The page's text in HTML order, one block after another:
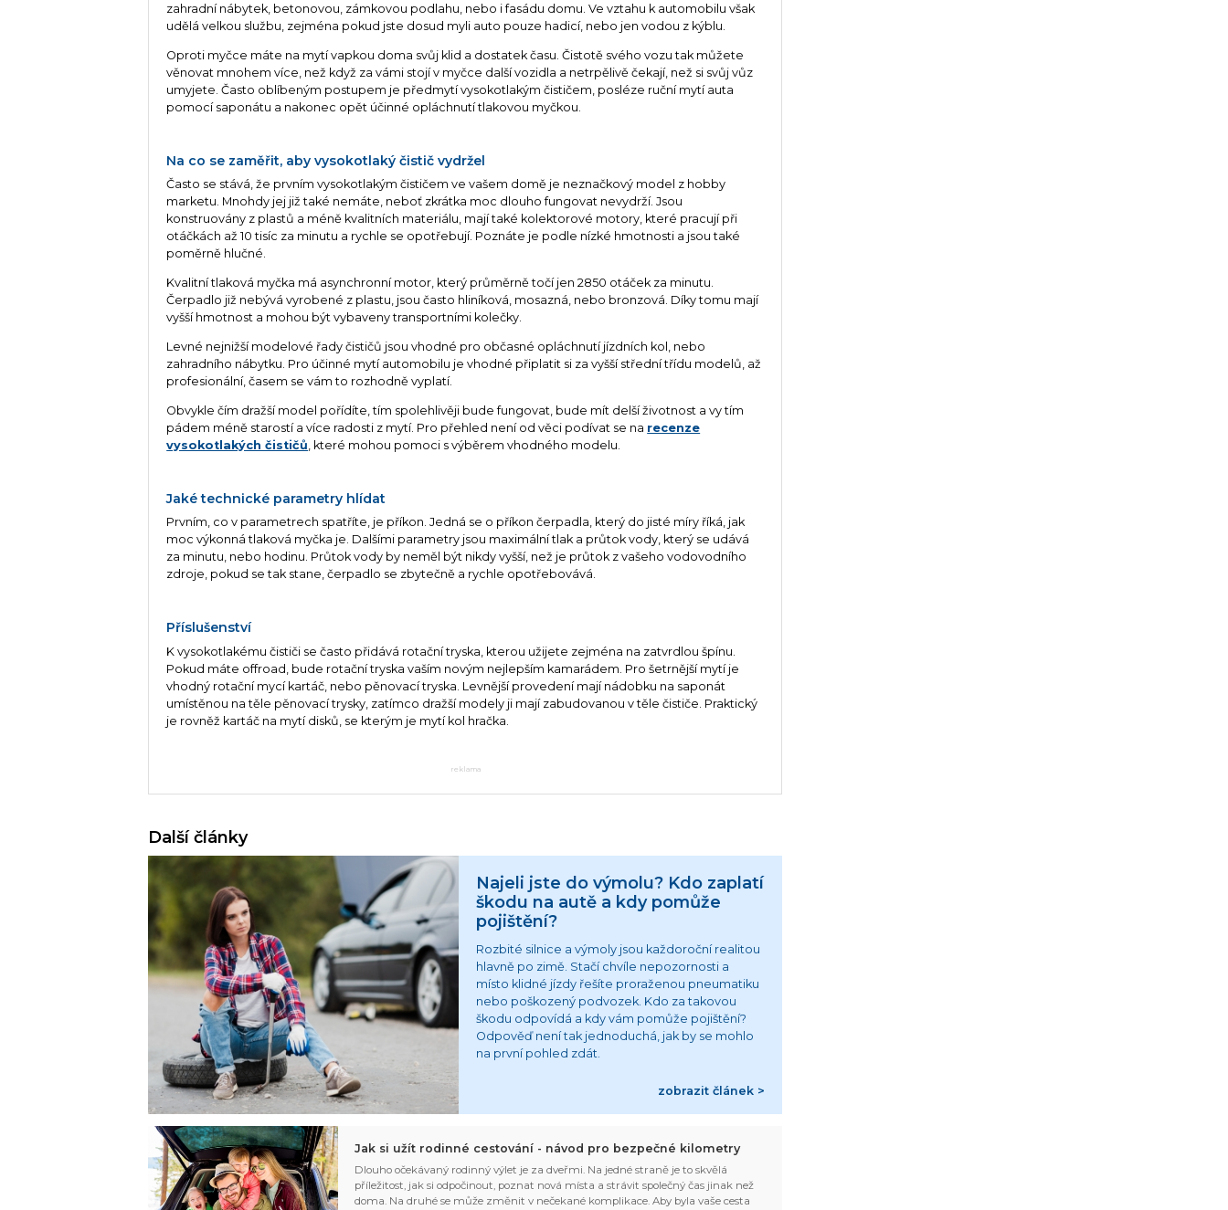
zahradní nábytek, betonovou, zámkovou podlahu, nebo i fasádu domu. Ve vztahu k automobilu však
udělá velkou službu, zejména pokud jste dosud myli auto pouze hadicí, nebo jen vodou z kýblu.
Oproti myčce máte na mytí vapkou doma svůj klid a dostatek času. Čistotě svého vozu tak můžete
věnovat mnohem více, než když za vámi stojí v myčce další vozidla a netrpělivě čekají, než si svůj vůz
umyjete. Často oblíbeným postupem je předmytí vysokotlakým čističem, posléze ruční mytí auta
pomocí saponátu a nakonec opět účinné opláchnutí tlakovou myčkou.
Na co se zaměřit, aby vysokotlaký čistič vydržel
Často se stává, že prvním vysokotlakým čističem ve vašem domě je neznačkový model z hobby
marketu. Mnohdy jej již také nemáte, neboť zkrátka moc dlouho fungovat nevydrží. Jsou
konstruovány z plastů a méně kvalitních materiálu, mají také kolektorové motory, které pracují při
otáčkách až 10 tisíc za minutu a rychle se opotřebují. Poznáte je podle nízké hmotnosti a jsou také
poměrně hlučné.
Kvalitní tlaková myčka má asynchronní motor, který průměrně točí jen 2850 otáček za minutu.
Čerpadlo již nebývá vyrobené z plastu, jsou často hliníková, mosazná, nebo bronzová. Díky tomu mají
vyšší hmotnost a mohou být vybaveny transportními kolečky.
Levné nejnižší modelové řady čističů jsou vhodné pro občasné opláchnutí jízdních kol, nebo
zahradního nábytku. Pro účinné mytí automobilu je vhodné připlatit si za vyšší střední třídu modelů, až
profesionální, časem se vám to rozhodně vyplatí.
Obvykle čím dražší model pořídíte, tím spolehlivěji bude fungovat, bude mít delší životnost a vy tím
pádem méně starostí a více radosti z mytí. Pro přehled není od věci podívat se na recenze
vysokotlakých čističů , které mohou pomoci s výběrem vhodného modelu.
Jaké technické parametry hlídat
Prvním, co v parametrech spatříte, je příkon. Jedná se o příkon čerpadla, který do jisté míry říká, jak
moc výkonná tlaková myčka je. Dalšími parametry jsou maximální tlak a průtok vody, který se udává
za minutu, nebo hodinu. Průtok vody by neměl být nikdy vyšší, než je průtok z vašeho vodovodního
zdroje, pokud se tak stane, čerpadlo se zbytečně a rychle opotřebovává.
Příslušenství
K vysokotlakému čističi se často přidává rotační tryska, kterou užijete zejména na zatvrdlou špínu.
Pokud máte offroad, bude rotační tryska vaším novým nejlepším kamarádem. Pro šetrnější mytí je
vhodný rotační mycí kartáč, nebo pěnovací tryska. Levnější provedení mají nádobku na saponát
umístěnou na těle pěnovací trysky, zatímco dražší modely ji mají zabudovanou v těle čističe. Praktický
je rovněž kartáč na mytí disků, se kterým je mytí kol hračka.
reklama
Další články
Najeli jste do výmolu? Kdo zaplatí
škodu na autě a kdy pomůže
pojištění?
Rozbité silnice a výmoly jsou každoroční realitou
hlavně po zimě. Stačí chvíle nepozornosti a
místo klidné jízdy řešíte proraženou pneumatiku
nebo poškozený podvozek. Kdo za takovou
škodu odpovídá a kdy vám pomůže pojištění?
Odpověď není tak jednoduchá, jak by se mohlo
na první pohled zdát.
zobrazit článek >
Jak si užít rodinné cestování - návod pro bezpečné kilometry
Dlouho očekávaný rodinný výlet je za dveřmi. Na jedné straně je to skvělá
příležitost, jak si odpočinout, poznat nová místa a strávit společný čas jinak než
doma. Na druhé se může změnit v nečekané komplikace. Aby byla vaše cesta